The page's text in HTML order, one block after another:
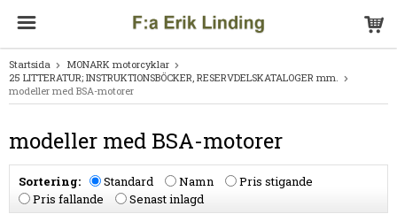
Startsida
MONARK motorcyklar
25 LITTERATUR; INSTRUKTIONSBÖCKER, RESERVDELSKATALOGER mm.
modeller med BSA-motorer
modeller med BSA-motorer
Sortering: Standard Namn
Pris stigande
Pris fallande
Senast inlagd